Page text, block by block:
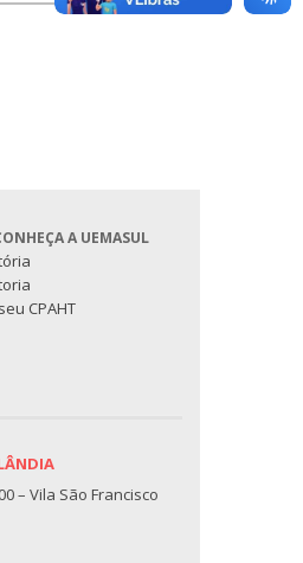
A UEMASUL
CPAHT
– Vila São Francisco